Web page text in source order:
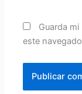
Guarda
este